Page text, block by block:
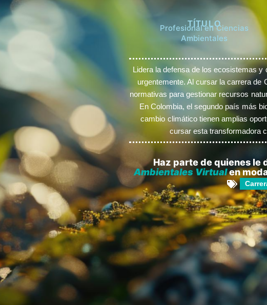
TÍTULO
Profesional en Ciencias
Ambientales
Lidera la defensa de los ecosistemas
urgentemente. Al cursar la carrera de
normativas para gestionar recursos
En Colombia, el segundo país más
cambio climático tienen amplias
cursar esta transformadora
Haz parte de quienes le
Ambientales Virtualen